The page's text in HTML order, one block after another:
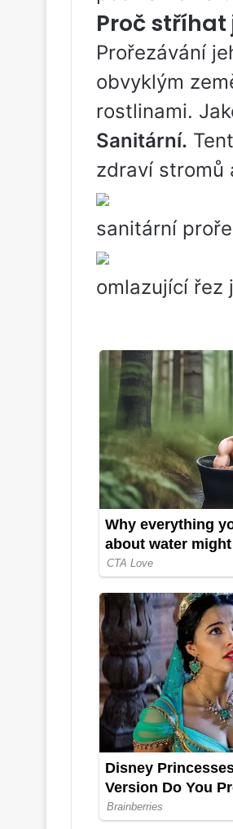
Proč
Prořezávání
obvyklým
rostlinami.
Sanitární.
zdraví stromů
sanitární
omlazující řez